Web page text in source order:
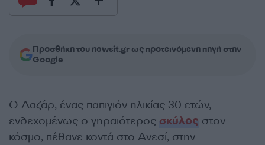
Προσθήκη του newsit.gr ως προτεινόμενη πηγή στην
Google
Ο Λαζάρ, ένας παπιγιόν ηλικίας 30 ετών,
ενδεχομένως ο γηραιότερος σκύλος στον
κόσμο, πέθανε κοντά στο Ανεσί, στην